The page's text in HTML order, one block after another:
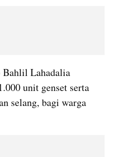
Bahlil Lahadalia
unit genset serta
selang, bagi warga